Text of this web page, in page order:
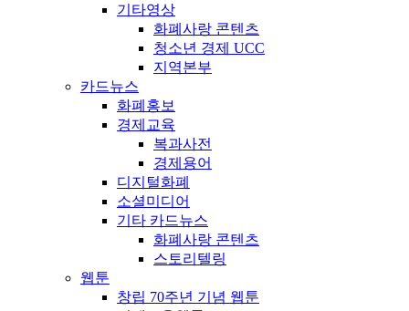
기타영상
화폐사랑 콘텐츠
청소년 경제 UCC
지역본부
카드뉴스
화폐홍보
경제교육
복과사전
경제용어
디지털화폐
소셜미디어
기타 카드뉴스
화폐사랑 콘텐츠
스토리텔링
웹툰
창립 70주년 기념 웹툰